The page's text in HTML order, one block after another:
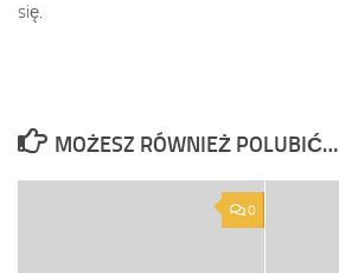
się.
MOŻESZ RÓWNIEŻ POLUBIĆ…
0